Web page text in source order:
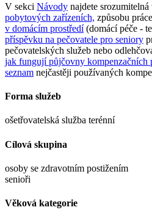
V sekci Návody najdete
pobytových zařízeních, způsobu
v domácím prostředí(domácí péče -
příspěvku na pečovatele pro seniory
pečovatelských služeb nebo
jak fungují půjčovny kompenzačních
seznam nejčastěji používaných
Forma služeb
ošetřovatelská služba terénní
Cílová skupina
osoby se zdravotním postižením
senioři
Věková kategorie